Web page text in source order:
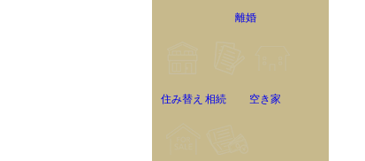
離婚
住み替え 相続 空き家